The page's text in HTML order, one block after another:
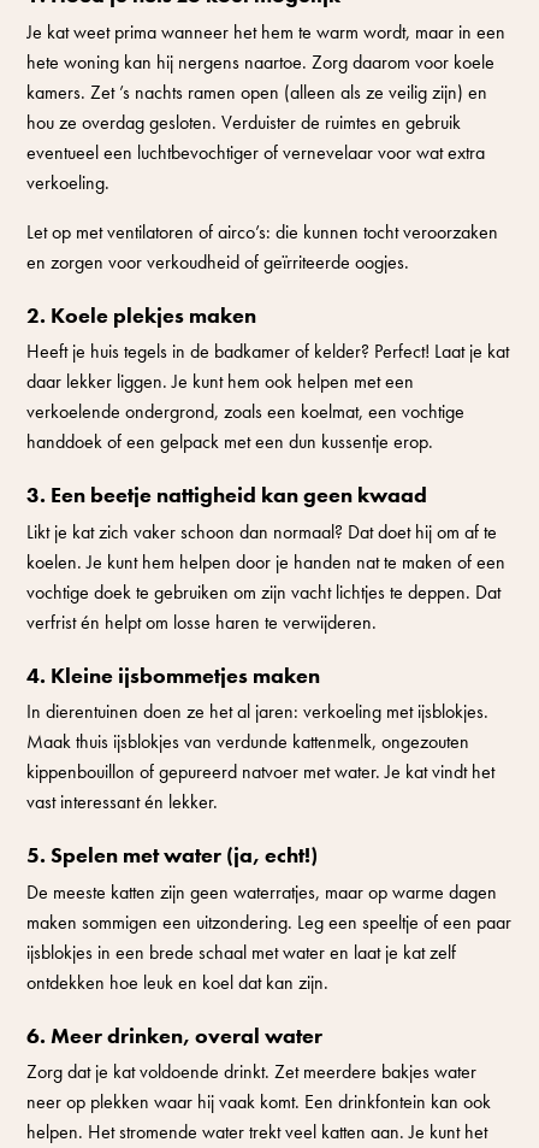
Je kat weet prima wanneer het hem te warm wordt, maar in een
hete woning kan hij nergens naartoe. Zorg daarom voor koele
kamers. Zet ’s nachts ramen open (alleen als ze veilig zijn) en
hou ze overdag gesloten. Verduister de ruimtes en gebruik
eventueel een luchtbevochtiger of vernevelaar voor wat extra
verkoeling.
Let op met ventilatoren of airco’s: die kunnen tocht veroorzaken
en zorgen voor verkoudheid of geïrriteerde oogjes.
2. Koele plekjes maken
Heeft je huis tegels in de badkamer of kelder? Perfect! Laat je kat
daar lekker liggen. Je kunt hem ook helpen met een
verkoelende ondergrond, zoals een koelmat, een vochtige
handdoek of een gelpack met een dun kussentje erop.
3. Een beetje nattigheid kan geen kwaad
Likt je kat zich vaker schoon dan normaal? Dat doet hij om af te
koelen. Je kunt hem helpen door je handen nat te maken of een
vochtige doek te gebruiken om zijn vacht lichtjes te deppen. Dat
verfrist én helpt om losse haren te verwijderen.
4. Kleine ijsbommetjes maken
In dierentuinen doen ze het al jaren: verkoeling met ijsblokjes.
Maak thuis ijsblokjes van verdunde kattenmelk, ongezouten
kippenbouillon of gepureerd natvoer met water. Je kat vindt het
vast interessant én lekker.
5. Spelen met water (ja, echt!)
De meeste katten zijn geen waterratjes, maar op warme dagen
maken sommigen een uitzondering. Leg een speeltje of een paar
ijsblokjes in een brede schaal met water en laat je kat zelf
ontdekken hoe leuk en koel dat kan zijn.
6. Meer drinken, overal water
Zorg dat je kat voldoende drinkt. Zet meerdere bakjes water
neer op plekken waar hij vaak komt. Een drinkfontein kan ook
helpen. Het stromende water trekt veel katten aan. Je kunt het